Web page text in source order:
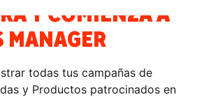
Y COMIENZA A
MANAGER
todas tus campañas de
y Productos patrocinados en